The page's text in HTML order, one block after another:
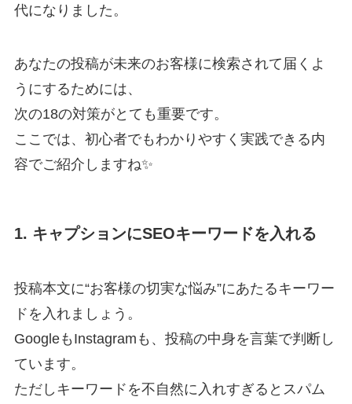
代になりました。
あなたの投稿が未来のお客様に検索されて届くよ
うにするためには、
次の18の対策がとても重要です。
ここでは、初心者でもわかりやすく実践できる内
容でご紹介しますね✨
1. キャプションにSEOキーワードを入れる
投稿本文に“お客様の切実な悩み”にあたるキーワー
ドを入れましょう。
GoogleもInstagramも、投稿の中身を言葉で判断し
ています。
ただしキーワードを不自然に入れすぎるとスパム